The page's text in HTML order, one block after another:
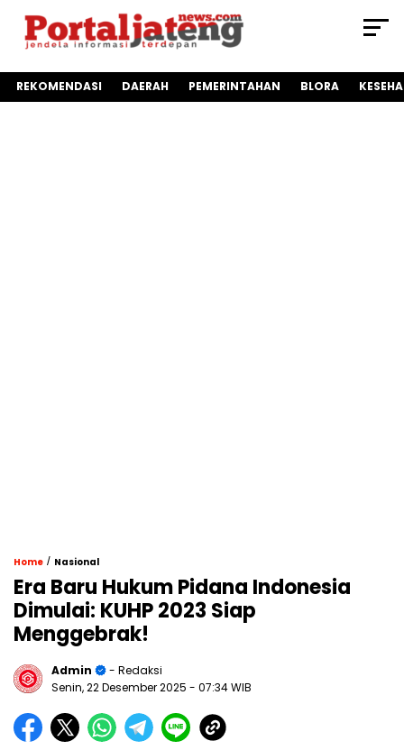
REKOMENDASI DAERAH PEMERINTAHAN BLORA
Home / Nasional
Era Baru Hukum Pidana Indonesia
Dimulai: KUHP 2023 Siap
Menggebrak!
Admin
- Redaksi
Senin, 22 Desember 2025 - 07:34 WIB